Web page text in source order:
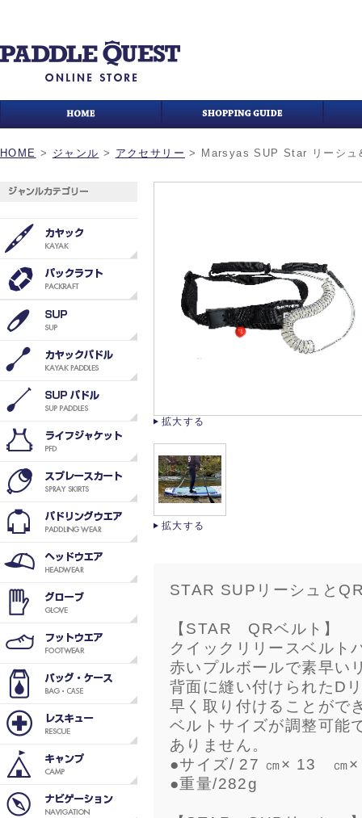
HOME > ジャンル > アクセサリー > Marsyas SUP Star リーシュ
拡大する
拡大する
STAR SUPリーシュと
【STAR QRベルト】
クイックリリースベルト
赤いプルボールで素早い
背面に縫い付けられたD
早く取り付けることがで
ベルトサイズが調整可能
ありません。
●サイズ/ 27 ㎝× 13
●重量/282g